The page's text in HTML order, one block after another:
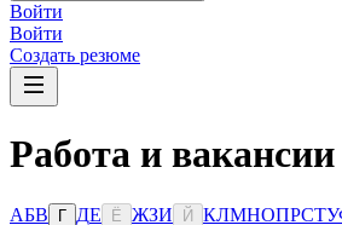
Войти
Войти
Создать резюме
Работа и
АБВ Г ДЕ Ё ЖЗИ Й КЛМНОПРСТУ